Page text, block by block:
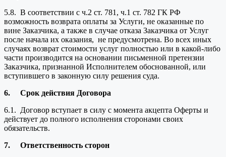
5.8. В соответствии с ч.2 ст. 781, ч.1 ст. 782 ГК РФ
возможность возврата оплаты за Услуги, не оказанные по
вине Заказчика, а также в случае отказа Заказчика от Услуг
после начала их оказания, не предусмотрена. Во всех иных
случаях возврат стоимости услуг полностью или в какой-либо
части производится на основании письменной претензии
Заказчика, признанной Исполнителем обоснованной, или
вступившего в законную силу решения суда.
6. Срок действия Договора
6.1. Договор вступает в силу с момента акцепта Оферты и
действует до полного исполнения сторонами своих
обязательств.
7. Ответственность сторон